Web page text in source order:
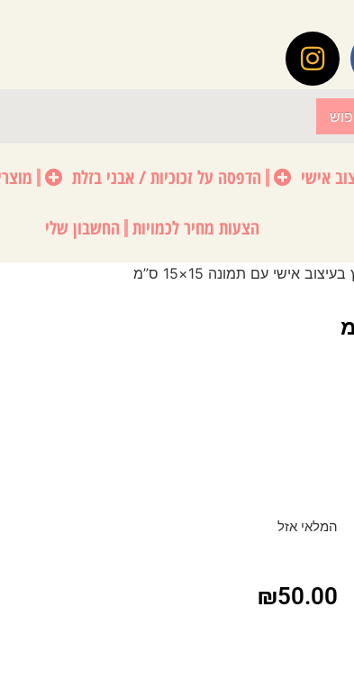
אישי הדפסה על זכוכיות / אבני בזלת
הצעות מחיר לכמויות החשבון שלי
אישי עם תמונה 15×15 ס”מ
המלאי אזל
₪50.00